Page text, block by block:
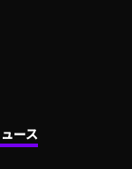
ース